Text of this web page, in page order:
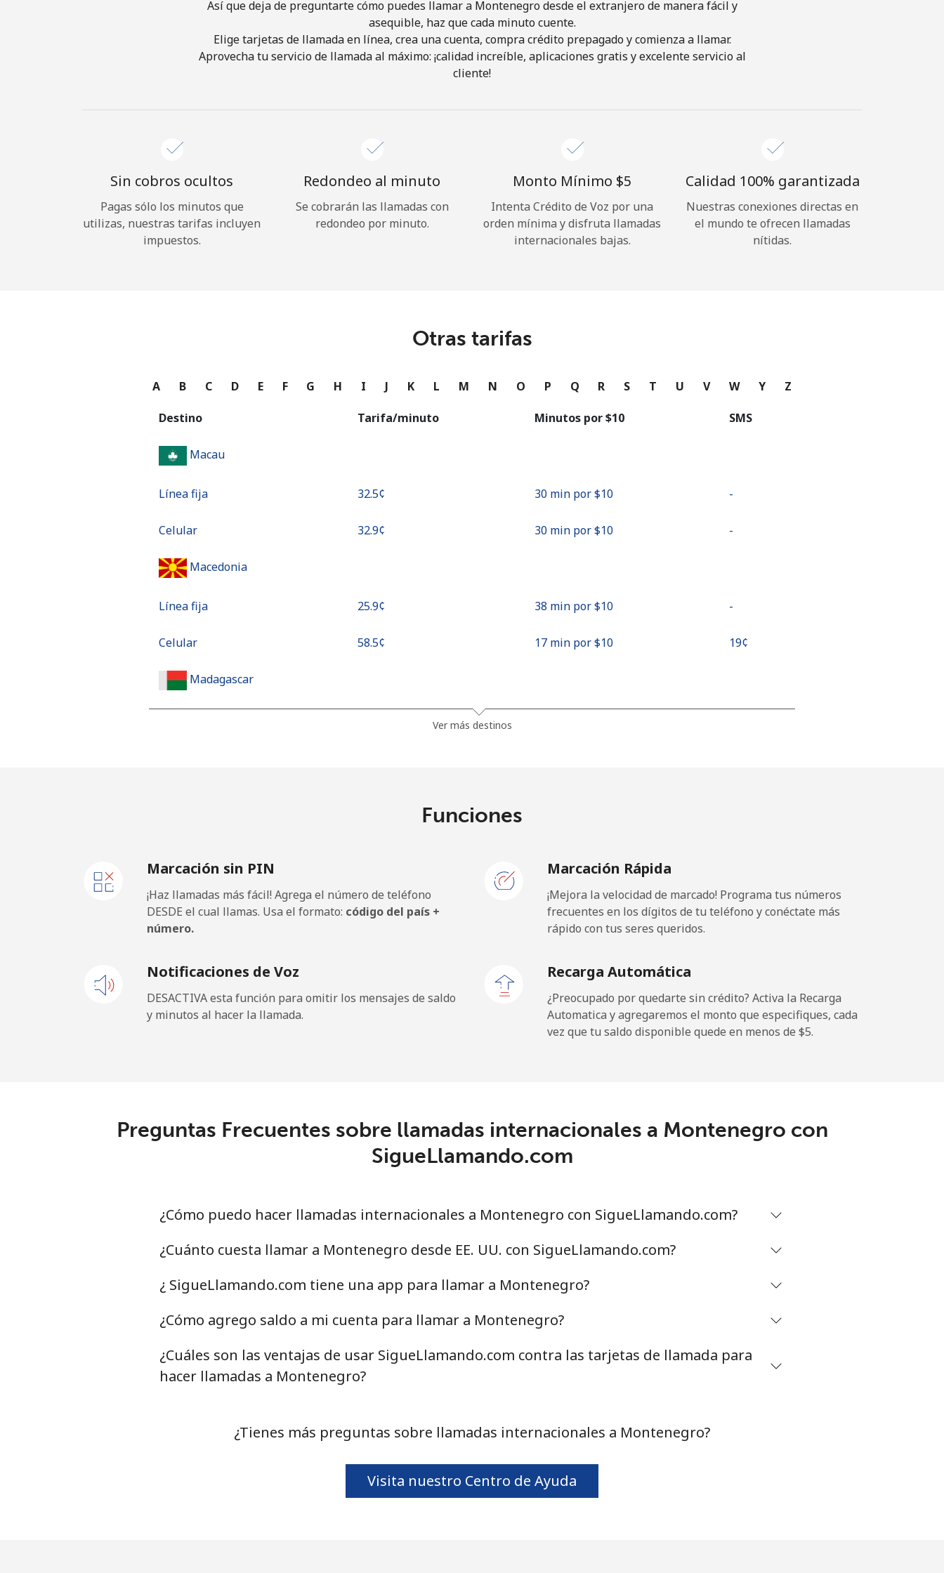
¡Hola!
¿Olvidaste tu contraseña? →
Continuar con
Así que deja de preguntarte cómo puedes llamar a Montenegro desde el extranjero de manera fácil y
asequible, haz que cada minuto cuente.
Elige tarjetas de llamada en línea, crea una cuenta, compra crédito prepagado y comienza a llamar.
Aprovecha tu servicio de llamada al máximo: ¡calidad increíble, aplicaciones gratis y excelente servicio al
cliente!
Sin cobros ocultos
Pagas sólo los minutos que
utilizas, nuestras tarifas incluyen
impuestos.
Redondeo al minuto
Se cobrarán las llamadas con
redondeo por minuto.
Monto Mínimo ⁦$5⁩
Intenta Crédito de Voz por una
orden mínima y disfruta llamadas
internacionales bajas.
Calidad 100% garantizada
Nuestras conexiones directas en
el mundo te ofrecen llamadas
nítidas.
Otras tarifas
A B C D E F G H I J K L M N O P Q R S T U V W Y Z
Destino Tarifa/minuto Minutos por ⁦$10⁩ SMS
Macau
Línea fija ⁦32.5¢⁩ 30 min por ⁦$10⁩ -
Celular ⁦32.9¢⁩ 30 min por ⁦$10⁩ -
Macedonia
Línea fija ⁦25.9¢⁩ 38 min por ⁦$10⁩ -
Celular ⁦58.5¢⁩ 17 min por ⁦$10⁩ ⁦19¢⁩
Madagascar
Celular 15 min por ⁦$10⁩
Malaysia
Celular 909 min por ⁦$10⁩
Maldives
Mali
⁦55.9¢⁩ 17 min por ⁦$10⁩
Línea fija ⁦42.5¢⁩ 23 min por ⁦$10⁩
Celular ⁦63.5¢⁩ 15 min por ⁦$10⁩
Mariana Islands
Marshall Islands
⁦33.9¢⁩ 29 min por ⁦$10⁩
Ver más destinos
Funciones
Marcación sin PIN
¡Haz llamadas más fácil! Agrega el número de teléfono
DESDE el cual llamas. Usa el formato: código del país +
número.
Marcación Rápida
¡Mejora la velocidad de marcado! Programa tus números
frecuentes en los dígitos de tu teléfono y conéctate más
rápido con tus seres queridos.
Notificaciones de Voz
DESACTIVA esta función para omitir los mensajes de saldo
y minutos al hacer la llamada.
Recarga Automática
¿Preocupado por quedarte sin crédito? Activa la Recarga
Automatica y agregaremos el monto que especifiques, cada
vez que tu saldo disponible quede en menos de ⁦$5⁩.
Preguntas Frecuentes sobre llamadas internacionales a Montenegro con
SigueLlamando.com
¿Cómo puedo hacer llamadas internacionales a Montenegro con SigueLlamando.com?
¿Cuánto cuesta llamar a Montenegro desde EE. UU. con SigueLlamando.com?
¿ SigueLlamando.com tiene una app para llamar a Montenegro?
¿Cómo agrego saldo a mi cuenta para llamar a Montenegro?
¿Cuáles son las ventajas de usar SigueLlamando.com contra las tarjetas de llamada para
hacer llamadas a Montenegro?
¿Tienes más preguntas sobre llamadas internacionales a Montenegro?
Visita nuestro Centro de Ayuda